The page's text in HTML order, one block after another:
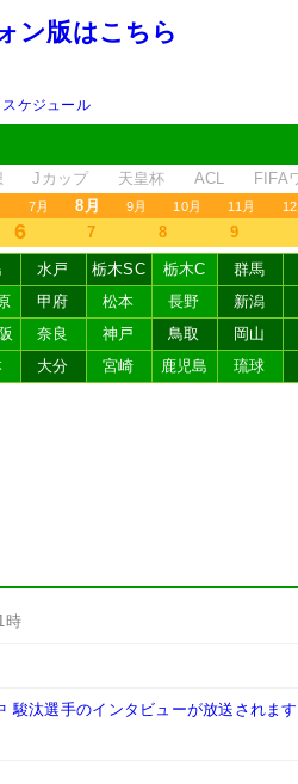
ン版はこちら
スケジュール
Jカップ 天皇杯 ACL FIFA
7月 8月 9月 10月 11月
6 7 8 9
水戸 栃木SC 栃木C 群馬
甲府 松本 長野 新潟
奈良 神戸 鳥取 岡山
大分 宮崎 鹿児島 琉球
時
駿汰選手のインタビューが放送されま